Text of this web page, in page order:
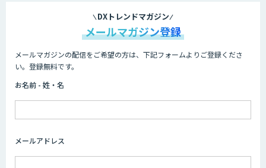
ービス
Asteria AIoT Suite｜Gravio – 画像認識
画像解析・デジタルツイン領域のAI開発
DXトレンドマガジン
メールマガジン登録
メールマガジンの配信をご希望の方は、下記フォームよりご登録くださ
い。登録無料です。
お名前 - 姓・名
メールアドレス